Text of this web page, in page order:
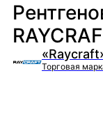
Торговая